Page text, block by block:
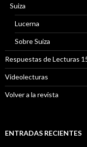
Suiza
Lucerna
Sobre Suiza
Respuestas de Lecturas
Videolecturas
Volver a la revista
ENTRADAS RECIENTES